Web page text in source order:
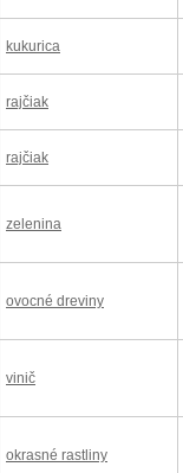
kukurica
rajčiak
rajčiak
zelenina
ovocné dreviny
vinič
okrasné rastliny